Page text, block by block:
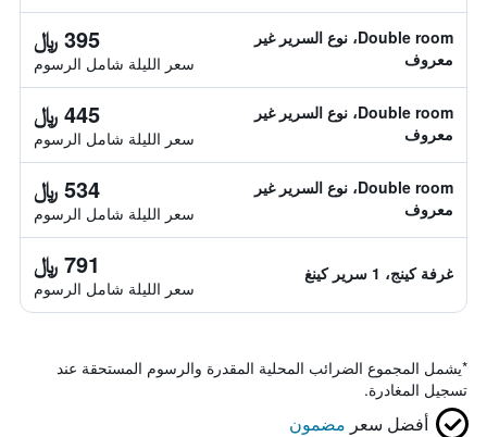
Double room، نوع السرير غير
معروف
395 ﷼
سعر الليلة شامل الرسوم
Double room، نوع السرير غير
معروف
445 ﷼
سعر الليلة شامل الرسوم
Double room، نوع السرير غير
معروف
534 ﷼
سعر الليلة شامل الرسوم
غرفة كينج، 1 سرير كينغ 791 ﷼
سعر الليلة شامل الرسوم
*يشمل المجموع الضرائب المحلية المقدرة والرسوم المستحقة عند
تسجيل المغادرة.
أفضل سعر مضمون